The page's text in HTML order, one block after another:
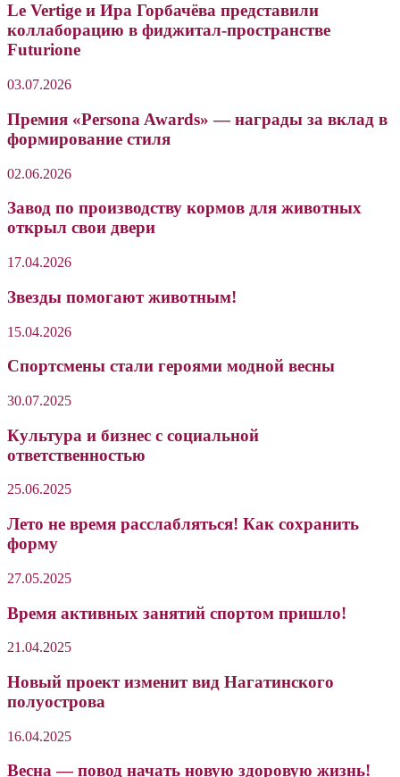
Le Vertige и Ира Горбачёва представили
коллаборацию в фиджитал-пространстве
Futurione
03.07.2026
Премия «Persona Awards» — награды за вклад в
формирование стиля
02.06.2026
Завод по производству кормов для животных
открыл свои двери
17.04.2026
Звезды помогают животным!
15.04.2026
Cпортсмены стали героями модной весны
30.07.2025
Культура и бизнес с социальной
ответственностью
25.06.2025
Лето не время расслабляться! Как сохранить
форму
27.05.2025
Время активных занятий спортом пришло!
21.04.2025
Новый проект изменит вид Нагатинского
полуострова
16.04.2025
Весна — повод начать новую здоровую жизнь!